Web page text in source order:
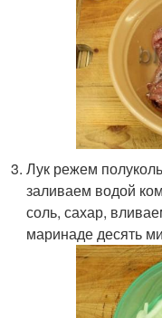
Лук режем
заливаем водой
соль, сахар,
маринаде десять